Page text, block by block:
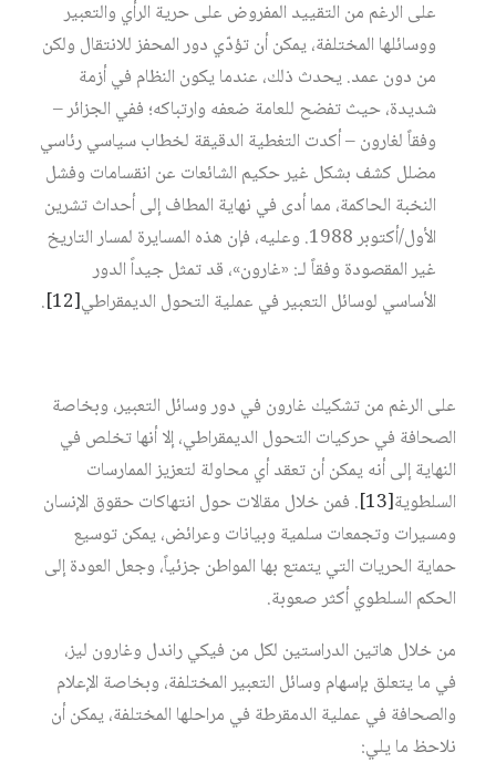
على الرغم من التقييد المفروض على حرية الرأي والتعبير
ووسائلها المختلفة، يمكن أن تؤدّي دور المحفز للانتقال ولكن
من دون عمد. يحدث ذلك، عندما يكون النظام في أزمة
شديدة، حيث تفضح للعامة ضعفه وارتباكه؛ ففي الجزائر –
وفقاً لغارون – أكدت التغطية الدقيقة لخطاب سياسي رئاسي
مضلل كشف بشكل غير حكيم الشائعات عن انقسامات وفشل
النخبة الحاكمة، مما أدى في نهاية المطاف إلى أحداث تشرين
الأول/أكتوبر 1988. وعليه، فإن هذه المسايرة لمسار التاريخ
غير المقصودة وفقاً لـ: «غارون»، قد تمثل جيداً الدور
الأساسي لوسائل التعبير في عملية التحول الديمقراطي‏[12]
.
على الرغم من تشكيك غارون في دور وسائل التعبير، وبخاصة
الصحافة في حركيات التحول الديمقراطي، إلا أنها تخلص في
النهاية إلى أنه يمكن أن تعقد أي محاولة لتعزيز الممارسات
السلطوية‏[13]
. فمن خلال مقالات حول انتهاكات حقوق الإنسان
ومسيرات وتجمعات سلمية وبيانات وعرائض، يمكن توسيع
حماية الحريات التي يتمتع بها المواطن جزئياً، وجعل العودة إلى
الحكم السلطوي أكثر صعوبة.
من خلال هاتين الدراستين لكل من فيكي راندل وغارون ليز،
في ما يتعلق بإسهام وسائل التعبير المختلفة، وبخاصة الإعلام
والصحافة في عملية الدمقرطة في مراحلها المختلفة، يمكن أن
نلاحظ ما يلي: